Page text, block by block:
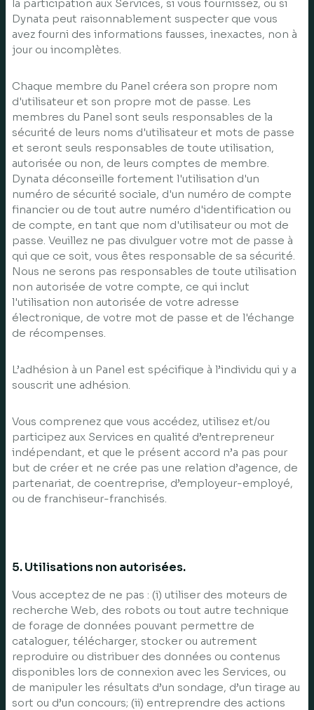
la participation aux Services, si vous fournissez, ou si
Dynata peut raisonnablement suspecter que vous
avez fourni des informations fausses, inexactes, non à
jour ou incomplètes.
Chaque membre du Panel créera son propre nom
d'utilisateur et son propre mot de passe. Les
membres du Panel sont seuls responsables de la
sécurité de leurs noms d'utilisateur et mots de passe
et seront seuls responsables de toute utilisation,
autorisée ou non, de leurs comptes de membre.
Dynata déconseille fortement l'utilisation d'un
numéro de sécurité sociale, d'un numéro de compte
financier ou de tout autre numéro d'identification ou
de compte, en tant que nom d'utilisateur ou mot de
passe. Veuillez ne pas divulguer votre mot de passe à
qui que ce soit, vous êtes responsable de sa sécurité.
Nous ne serons pas responsables de toute utilisation
non autorisée de votre compte, ce qui inclut
l'utilisation non autorisée de votre adresse
électronique, de votre mot de passe et de l'échange
de récompenses.
L’adhésion à un Panel est spécifique à l’individu qui y a
souscrit une adhésion.
Vous comprenez que vous accédez, utilisez et/ou
participez aux Services en qualité d’entrepreneur
indépendant, et que le présent accord n’a pas pour
but de créer et ne crée pas une relation d’agence, de
partenariat, de coentreprise, d’employeur-employé,
ou de franchiseur-franchisés.
5. Utilisations non autorisées.
Vous acceptez de ne pas : (i) utiliser des moteurs de
recherche Web, des robots ou tout autre technique
de forage de données pouvant permettre de
cataloguer, télécharger, stocker ou autrement
reproduire ou distribuer des données ou contenus
disponibles lors de connexion avec les Services, ou
de manipuler les résultats d’un sondage, d’un tirage au
sort ou d’un concours; (ii) entreprendre des actions